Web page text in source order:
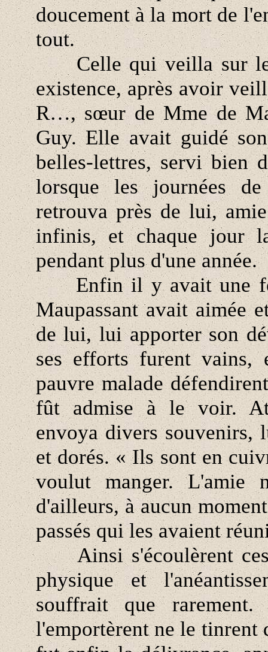
doucement à la mort de
tout.
Celle qui veilla sur les
existence, après avoir
R…, sœur de Mme de
Guy. Elle avait guidé
belles-lettres, servi bien
lorsque les journées
retrouva près de lui,
infinis, et chaque jour
pendant plus d'une année.
Enfin il y avait une
Maupassant avait aimée
de lui, lui apporter son
ses efforts furent
pauvre malade
fût admise à le voir.
envoya divers souvenirs,
et dorés. « Ils sont en
voulut manger. L'amie
d'ailleurs, à aucun
passés qui les avaient
Ainsi s'écoulèrent ces
physique et
souffrait que
l'emportèrent ne le tinrent